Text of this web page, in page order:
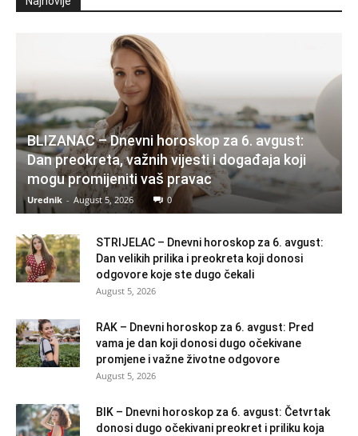
BLIZANAC – Dnevni horoskop za 6. avgust:
Dan preokreta, važnih vijesti i događaja koji
mogu promijeniti vaš pravac
Urednik - August 5, 2026 0
STRIJELAC – Dnevni horoskop za 6. avgust:
Dan velikih prilika i preokreta koji donosi
odgovore koje ste dugo čekali
August 5, 2026
RAK – Dnevni horoskop za 6. avgust: Pred
vama je dan koji donosi dugo očekivane
promjene i važne životne odgovore
August 5, 2026
BIK – Dnevni horoskop za 6. avgust: Četvrtak
donosi dugo očekivani preokret i priliku koja